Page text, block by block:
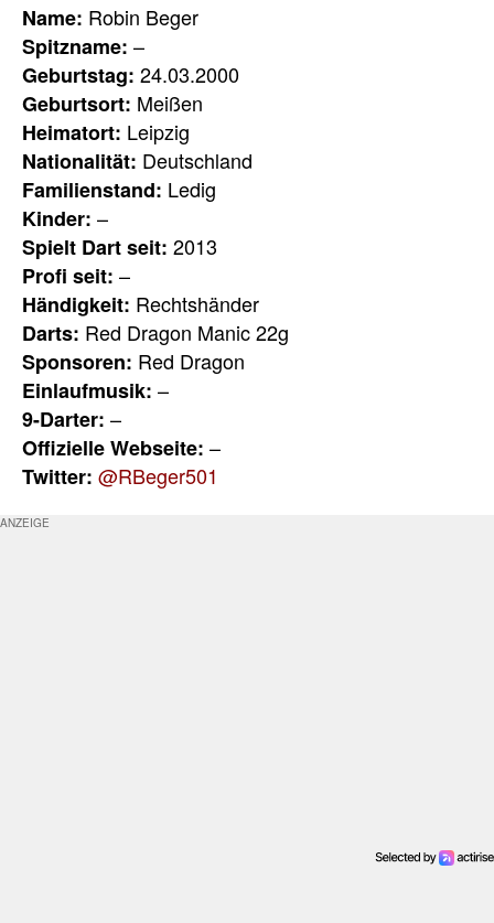
Name: Robin Beger
Spitzname: –
Geburtstag: 24.03.2000
Geburtsort: Meißen
Heimatort: Leipzig
Nationalität: Deutschland
Familienstand: Ledig
Kinder: –
Spielt Dart seit: 2013
Profi seit: –
Händigkeit: Rechtshänder
Darts: Red Dragon Manic 22g
Sponsoren: Red Dragon
Einlaufmusik: –
9-Darter: –
Offizielle Webseite: –
Twitter: @RBeger501